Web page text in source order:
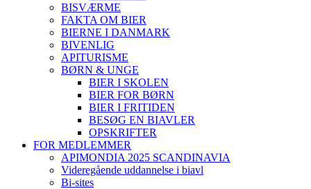
BISVÆRME
FAKTA OM BIER
BIERNE I DANMARK
BIVENLIG
APITURISME
BØRN & UNGE
BIER I SKOLEN
BIER FOR BØRN
BIER I FRITIDEN
BESØG EN BIAVLER
OPSKRIFTER
FOR MEDLEMMER
APIMONDIA 2025 SCANDINAVIA
Videregående uddannelse i biavl
Bi-sites